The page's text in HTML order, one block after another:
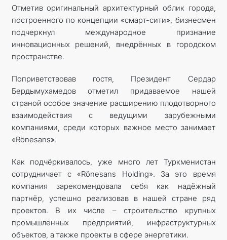
Отметив оригинальный архитектурный облик города,
построенного по концепции «смарт-сити», бизнесмен
подчеркнул международное признание
инновационных решений, внедрённых в городском
пространстве.
Поприветствовав гостя, Президент Сердар
Бердымухамедов отметил придаваемое нашей
страной особое значение расширению плодотворного
взаимодействия с ведущими зарубежными
компаниями, среди которых важное место занимает
«Rönesans».
Как подчёркивалось, уже много лет Туркменистан
сотрудничает с «Rönesans Holding». За это время
компания зарекомендовала себя как надёжный
партнёр, успешно реализовав в нашей стране ряд
проектов. В их числе – строительство крупных
промышленных предприятий, инфраструктурных
объектов, а также проекты в сфере энергетики.